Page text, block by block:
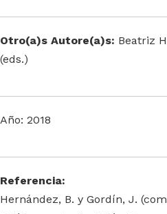
Otro(a)s Autore(a)s: Beatriz
(eds.)
Año: 2018
Referencia:
Hernández, B. y Gordín, J.